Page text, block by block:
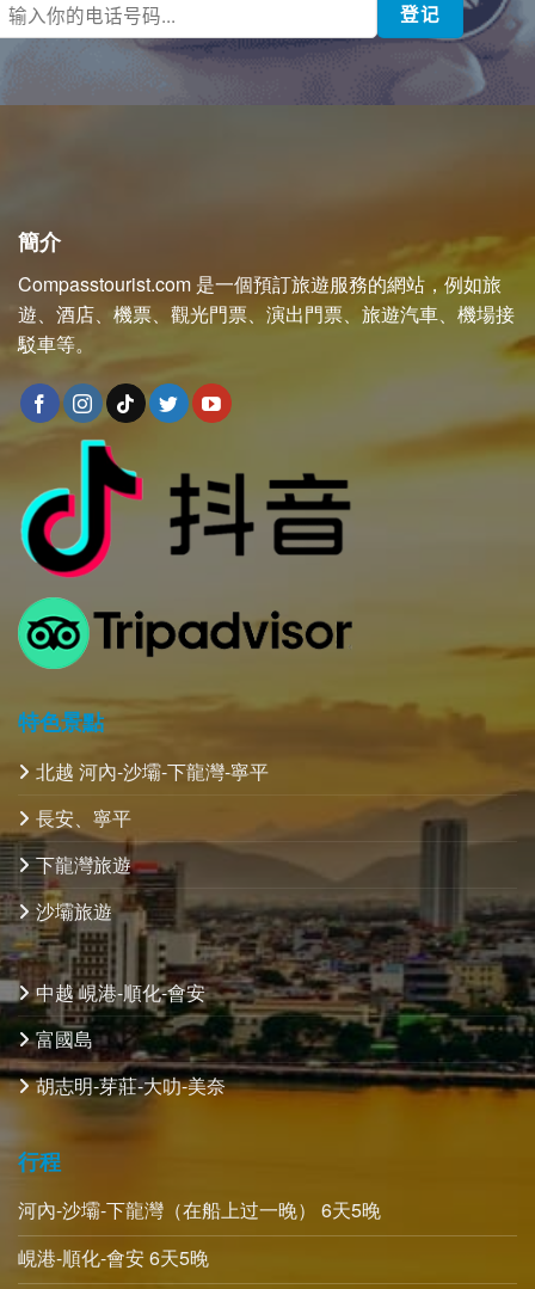
簡介
Compasstourist.com 是一個預訂旅遊服務的網站，例如旅
遊、酒店、機票、觀光門票、演出門票、旅遊汽車、機場接
駁車等。
特色景點
北越 河內-沙壩-下龍灣-寧平
長安、寧平
下龍灣旅遊
沙壩旅遊
中越 峴港-順化-會安
富國島
胡志明-芽莊-大叻-美奈
行程
河內-沙壩-下龍灣（在船上过一晚） 6天5晚
峴港-順化-會安 6天5晚